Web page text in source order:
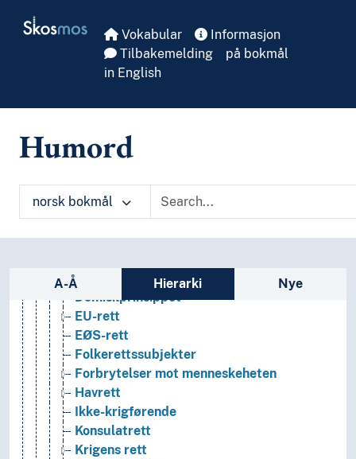
Skosmos Vokabular
Informasjon
Tilbakemelding
på bokmål
in English
Humord
norsk bokmål
Sidefelt: navigér i vokabularet
A-Å Hierarki Nye
Pedagogikk
Rettsvitenskap
Rettsområder
Folkerett
Annektering
Beskyttelsesansvar
Diplomatisk anerkjennelse
Diskrimineringsrett
Domisilprinsippet
EU-rett
EØS-rett
Folkerettssubjekter
Forbrytelser mot menneskeheten
Havrett
Ikke-krigførende
Konsulatrett
Krigens rett